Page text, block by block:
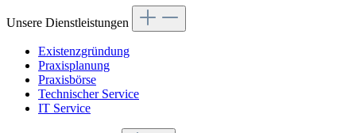
Unsere Dienstleistungen
Existenzgründung
Praxisplanung
Praxisbörse
Technischer Service
IT Service